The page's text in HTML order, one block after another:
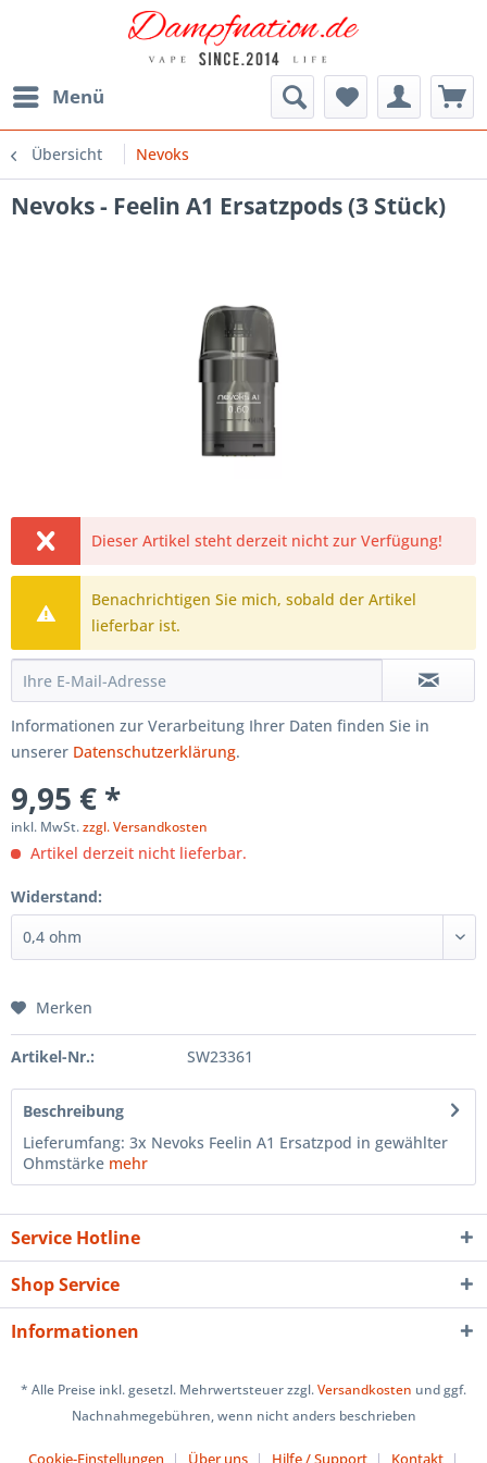
Menü
Übersicht Nevoks
Nevoks - Feelin A1 Ersatzpods (3 Stück)
Dieser Artikel steht derzeit nicht zur Verfügung!
Benachrichtigen Sie mich, sobald der Artikel
lieferbar ist.
Informationen zur Verarbeitung Ihrer Daten finden Sie in
unserer Datenschutzerklärung.
9,95 € *
inkl. MwSt.zzgl. Versandkosten
Artikel derzeit nicht lieferbar.
Widerstand:
Merken
Artikel-Nr.: SW23361
Beschreibung
Lieferumfang: 3x Nevoks Feelin A1 Ersatzpod in gewählter
Ohmstärke mehr
Service Hotline
Shop Service
Informationen
* Alle Preise inkl. gesetzl. Mehrwertsteuer zzgl.Versandkosten und ggf.
Nachnahmegebühren, wenn nicht anders beschrieben
Cookie-Einstellungen Über uns Hilfe / Support Kontakt